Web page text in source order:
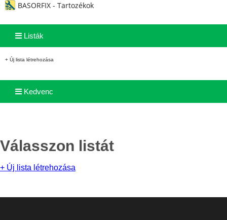
BASORFIX - Tartozékok
Listák
+ Új lista létrehozása
Kedvenc
Válasszon listát
+ Új lista létrehozása